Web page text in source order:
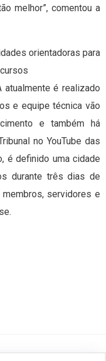
melhor”, comentou a
orientadoras para
atualmente é realizado
e equipe técnica vão
e também há
no YouTube das
é definido uma cidade
durante três dias de
servidores e